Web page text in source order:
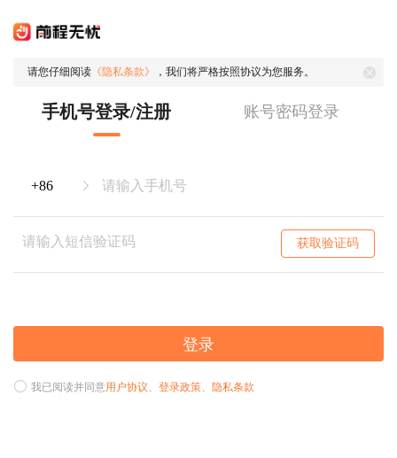
请您仔细阅读 《隐私条款》 ，我们将严格按照协议为您服务。
手机号登录/注册 账号密码登录
获取验证码
登录
我已阅读并同意用户协议、 登录政策、 隐私条款